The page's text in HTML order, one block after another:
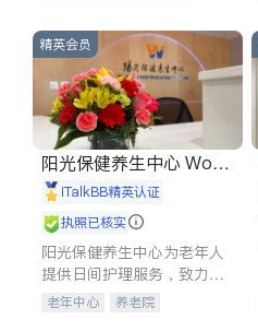
建筑合同、刑事案件全包办
信托/遗嘱
商业
商标注册
律师-其它 保释
精英会员
阳光保健养生中心 World
shine
iTalkBB精英认证
执照已核实
阳光保健养生中心为老年人
提供日间护理服务，致力于
通过持续的护理创新来有效
老年中心 养老院